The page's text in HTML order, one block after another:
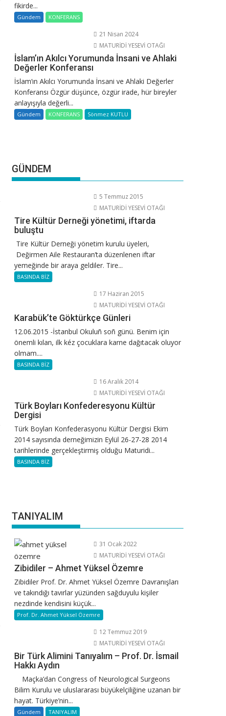
fikirde...
Gündem KONFERANS
21 Nisan 2024
MATURİDİ YESEVİ OTAĞI
İslam’ın Akılcı Yorumunda İnsani ve Ahlaki
Değerler Konferansı
İslam’ın Akılcı Yorumunda İnsani ve Ahlaki Değerler
Konferansı Özgür düşünce, özgür irade, hür bireyler
anlayışıyla değerli...
Gündem KONFERANS Sönmez KUTLU
GÜNDEM
5 Temmuz 2015
MATURİDİ YESEVİ OTAĞI
Tire Kültür Derneği yönetimi, iftarda
buluştu
Tire Kültür Derneği yönetim kurulu üyeleri,
Değirmen Aile Restauran’ta düzenlenen iftar
yemeğinde bir araya geldiler. Tire...
BASINDA BİZ
17 Haziran 2015
MATURİDİ YESEVİ OTAĞI
Karabük’te Göktürkçe Günleri
12.06.2015 -İstanbul Okuluñ soñ günü. Benim için
önemli kılan, ilk kéz çocuklara karne dağıtacak oluyor
olmam....
BASINDA BİZ
16 Aralık 2014
MATURİDİ YESEVİ OTAĞI
Türk Boyları Konfederesyonu Kültür
Dergisi
Türk Boyları Konfederasyonu Kültür Dergisi Ekim
2014 sayısında derneğimizin Eylül 26-27-28 2014
tarihlerinde gerçekleştirmiş olduğu Maturidi...
BASINDA BİZ
TANIYALIM
31 Ocak 2022
MATURİDİ YESEVİ OTAĞI
Zibidiler – Ahmet Yüksel Özemre
Zibidiler Prof. Dr. Ahmet Yüksel Özemre Davranışları
ve takındığı tavırlar yüzünden sağduyulu kişiler
nezdinde kendisini küçük...
Prof. Dr. Ahmet Yüksel Özemre
12 Temmuz 2019
MATURİDİ YESEVİ OTAĞI
Bir Türk Alimini Tanıyalım – Prof. Dr. İsmail
Hakkı Aydın
Maçka’dan Congress of Neurological Surgeons
Bilim Kurulu ve uluslararası büyükelçiliğine uzanan bir
hayat. Türkiye’nin...
Gündem TANIYALIM